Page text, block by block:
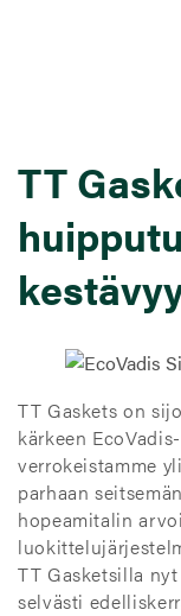
TT
TT Gaskets on
kärkeen
verrokeistamme
parhaan
hopeamitalin
TT Gasketsilla
selvästi